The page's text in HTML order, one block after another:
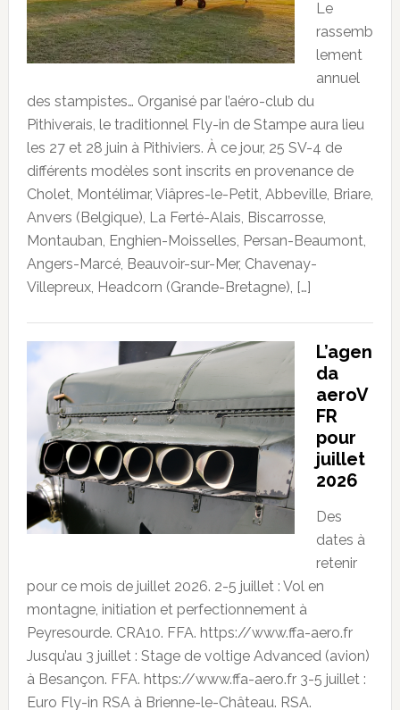
Le
rassemb
lement
annuel
des stampistes… Organisé par l’aéro-club du
Pithiverais, le traditionnel Fly-in de Stampe aura lieu
les 27 et 28 juin à Pithiviers. À ce jour, 25 SV-4 de
différents modèles sont inscrits en provenance de
Cholet, Montélimar, Viâpres-le-Petit, Abbeville, Briare,
Anvers (Belgique), La Ferté-Alais, Biscarrosse,
Montauban, Enghien-Moisselles, Persan-Beaumont,
Angers-Marcé, Beauvoir-sur-Mer, Chavenay-
Villepreux, Headcorn (Grande-Bretagne), […]
L’agen
da
aeroV
FR
pour
juillet
2026
Des
dates à
retenir
pour ce mois de juillet 2026. 2-5 juillet : Vol en
montagne, initiation et perfectionnement à
Peyresourde. CRA10. FFA. https://www.ffa-aero.fr
Jusqu’au 3 juillet : Stage de voltige Advanced (avion)
à Besançon. FFA. https://www.ffa-aero.fr 3-5 juillet :
Euro Fly-in RSA à Brienne-le-Château. RSA.